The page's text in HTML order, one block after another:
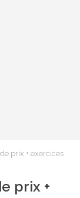
prix + exercices
prix +